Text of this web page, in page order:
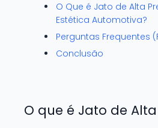
O Que é Jato de Alta
Estética Automotiva?
Perguntas Frequentes
Conclusão
O que é Jato de